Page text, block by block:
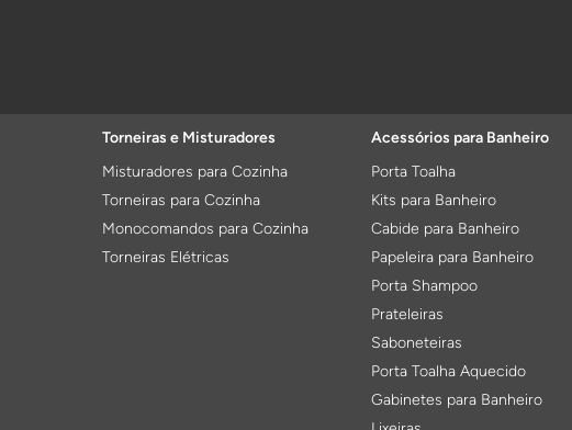
Torneiras e Misturadores
Misturadores para Cozinha
Torneiras para Cozinha
Monocomandos para Cozinha
Torneiras Elétricas
Acessórios para Banheiro
Porta Toalha
Kits para Banheiro
Cabide para Banheiro
Papeleira para Banheiro
Porta Shampoo
Prateleiras
Saboneteiras
Porta Toalha Aquecido
Gabinetes para Banheiro